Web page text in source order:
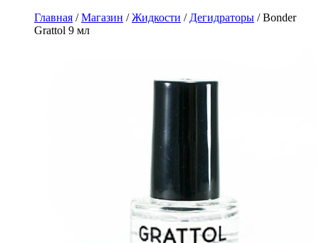
Главная /Магазин /Жидкости / Дегидраторы /Bonder
Grattol 9 мл